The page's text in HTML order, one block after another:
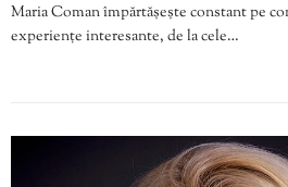
Maria Coman împărtășește constant pe
experiențe interesante, de la cele…